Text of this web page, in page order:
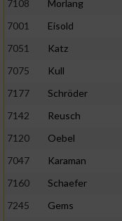
7108
Morlang
7001
Eisold
7051
Katz
7075
Kull
7177
Schröder
7142
Reusch
7120
Oebel
7047
Karaman
7160
Schaefer
7245
Gems
von Inhalten
personalisierter
Analyse von
oder Kombinationen
verschiedenen Quellen